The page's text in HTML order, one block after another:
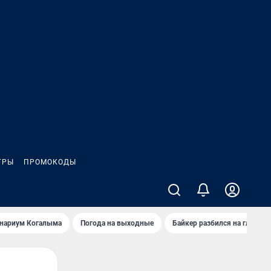
ПРОМОКОДЫ
Когалыма Погода на выходные Байкер разбился на глазах